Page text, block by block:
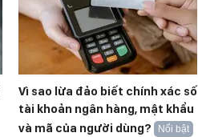
Vì sao lừa đảo biết chính xác số
tài khoản ngân hàng, mật khẩu
và mã của người dùng?
Nổi bật